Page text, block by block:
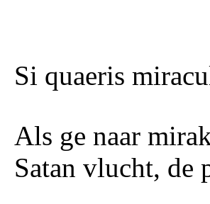
Si quaeris
Als ge naar
Satan vlucht, de